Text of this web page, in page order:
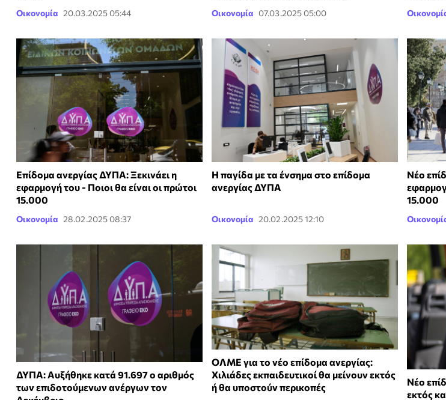
Οικονομία 20.03.2025 05:44 Οικονομία 07.03.2025 05:00
Επίδομα ανεργίας ΔΥΠΑ: Ξεκινάει η
εφαρμογή του - Ποιοι θα είναι οι πρώτοι
15.000
Οικονομία 28.02.2025 08:37
Η παγίδα με τα ένσημα στο επίδομα
ανεργίας ΔΥΠΑ
Οικονομία 20.02.2025 12:10
Νέο
15.000
ΔΥΠΑ: Αυξήθηκε κατά 91.697 ο αριθμός
των επιδοτούμενων ανέργων τον
ΟΛΜΕ για το νέο επίδομα ανεργίας:
Χιλιάδες εκπαιδευτικοί θα μείνουν εκτός
ή θα υποστούν περικοπές
Νέο
εκτός